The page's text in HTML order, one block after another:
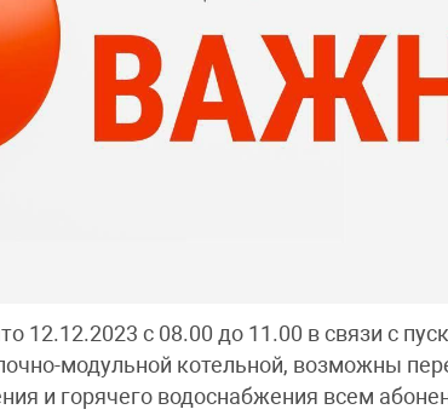
12.12.2023 с 08.00 до 11.00 в связи с
модульной котельной, возможны
и горячего водоснабжения всем